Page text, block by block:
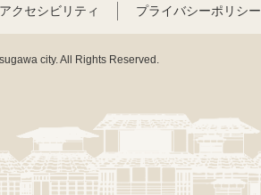
クセシビリティ プライバシーポリシー
city. All Rights Reserved.